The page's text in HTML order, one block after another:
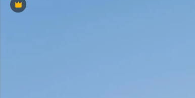
Premium